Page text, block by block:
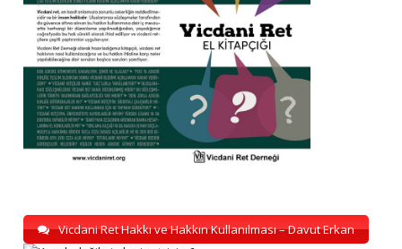
Vicdani Ret Hakkı ve Hakkın Kullanılması – Davut Erkan